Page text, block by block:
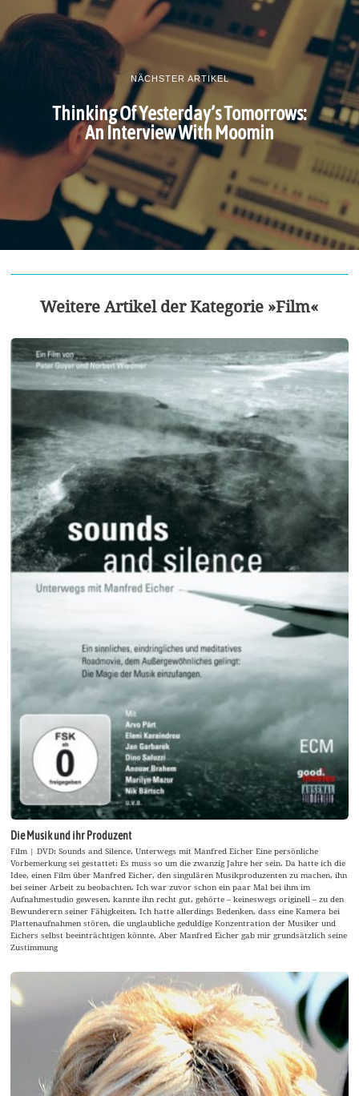
NÄCHSTER ARTIKEL
Thinking Of Yesterday’s Tomorrows:
An Interview With Moomin
Weitere Artikel der Kategorie »Film«
Die Musik und ihr Produzent
Film | DVD: Sounds and Silence. Unterwegs mit Manfred Eicher Eine persönliche
Vorbemerkung sei gestattet: Es muss so um die zwanzig Jahre her sein. Da hatte ich die
Idee, einen Film über Manfred Eicher, den singulären Musikproduzenten zu machen, ihn
bei seiner Arbeit zu beobachten. Ich war zuvor schon ein paar Mal bei ihm im
Aufnahmestudio gewesen, kannte ihn recht gut, gehörte – keineswegs originell – zu den
Bewunderern seiner Fähigkeiten. Ich hatte allerdings Bedenken, dass eine Kamera bei
Plattenaufnahmen stören, die unglaubliche geduldige Konzentration der Musiker und
Eichers selbst beeinträchtigen könnte. Aber Manfred Eicher gab mir grundsätzlich seine
Zustimmung